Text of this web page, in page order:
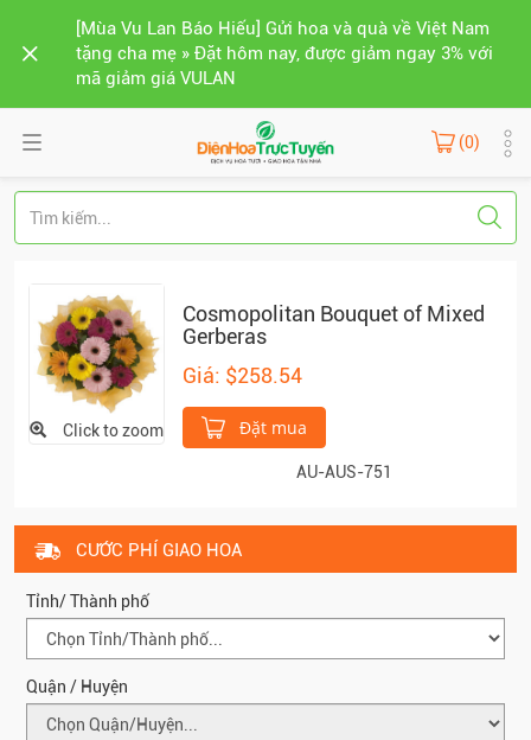
[Mùa Vu Lan Báo Hiếu] Gửi hoa và quà về Việt Nam
tặng cha mẹ » Đặt hôm nay, được giảm ngay 3% với
mã giảm giá VULAN
(0)
Click to zoom
Cosmopolitan Bouquet of Mixed
Gerberas
Giá: $258.54
Đặt mua
AU-AUS-751
CƯỚC PHÍ GIAO HOA
Tỉnh/ Thành phố
Quận / Huyện